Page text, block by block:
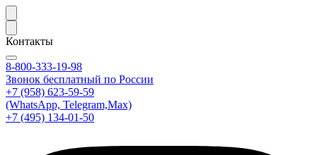
Контакты
8-800-333-19-98
Звонок бесплатный по России
+7 (958) 623-59-59
(WhatsApp, Telegram,Max)
+7 (495) 134-01-50